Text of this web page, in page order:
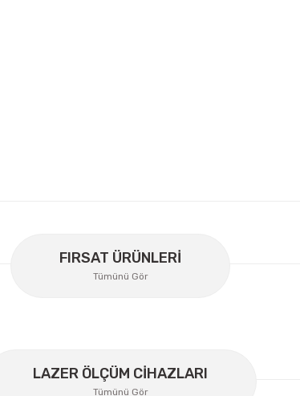
Bu ürüne ilk yorumu siz yapın!
FIRSAT ÜRÜNLERİ
Tümünü Gör
LAZER ÖLÇÜM CİHAZLARI
Tümünü Gör